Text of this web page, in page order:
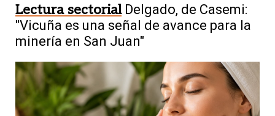
Consecuencias Detienen a
exfuncionarias de ANMAT por las
muertes por fentanilo adulterado
Lectura sectorial Delgado, de Casemi:
"Vicuña es una señal de avance para la
minería en San Juan"